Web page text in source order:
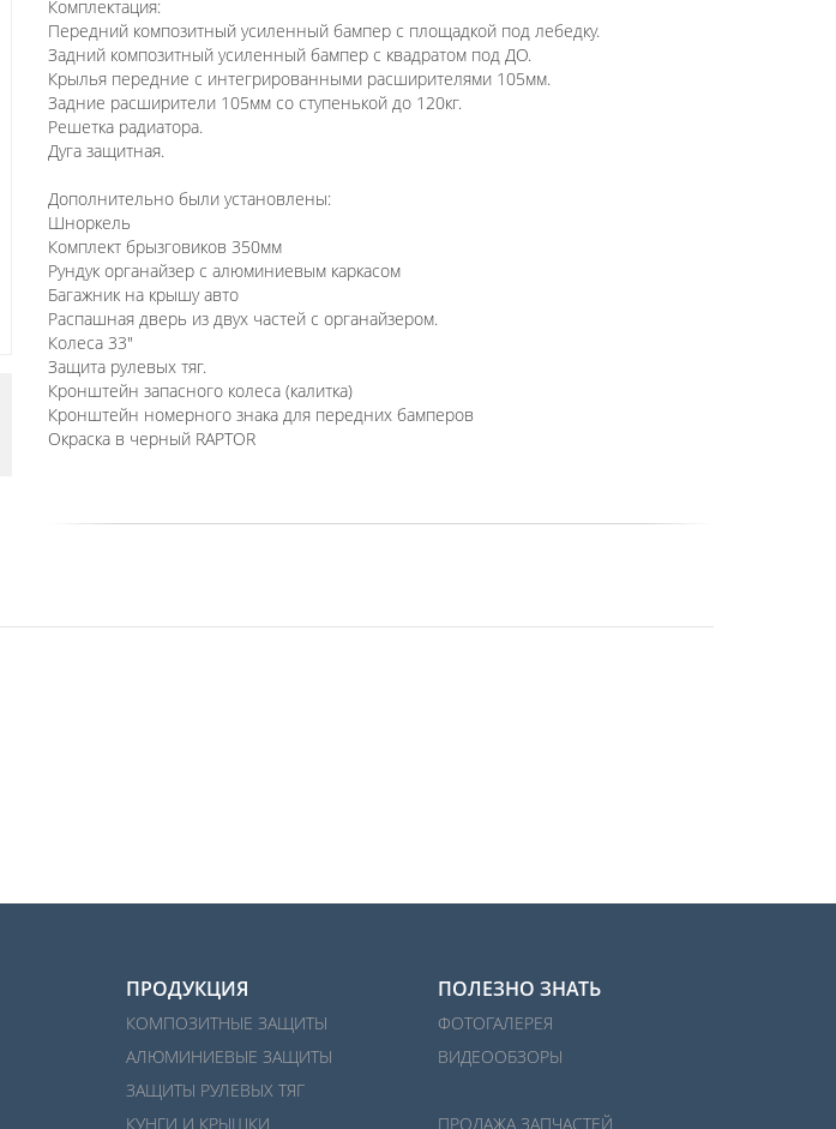
Комплектация:
Передний композитный усиленный бампер с площадкой под лебедку.
Задний композитный усиленный бампер с квадратом под ДО.
Крылья передние с интегрированными расширителями 105мм.
Задние расширители 105мм со ступенькой до 120кг.
Решетка радиатора.
Дуга защитная.
Дополнительно были установлены:
Шноркель
Комплект брызговиков 350мм
Рундук органайзер с алюминиевым каркасом
Багажник на крышу авто
Распашная дверь из двух частей с органайзером.
Колеса 33"
Защита рулевых тяг.
Кронштейн запасного колеса (калитка)
Кронштейн номерного знака для передних бамперов
Окраска в черный RAPTOR
ПРОДУКЦИЯ
КОМПОЗИТНЫЕ ЗАЩИТЫ
АЛЮМИНИЕВЫЕ ЗАЩИТЫ
ЗАЩИТЫ РУЛЕВЫХ ТЯГ
КУНГИ И КРЫШКИ
ПОЛЕЗНО ЗНАТЬ
ФОТОГАЛЕРЕЯ
ВИДЕООБЗОРЫ
ПРОДАЖА ЗАПЧАСТЕЙ